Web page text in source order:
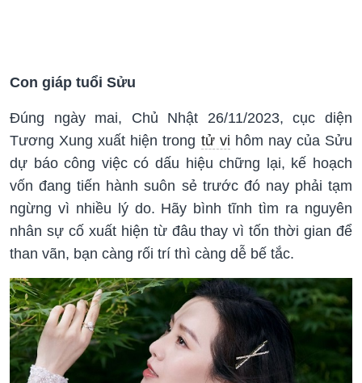
Con giáp tuổi Sửu
Đúng ngày mai, Chủ Nhật 26/11/2023, cục diện
Tương Xung xuất hiện trong tử vi hôm nay của Sửu
dự báo công việc có dấu hiệu chững lại, kế hoạch
vốn đang tiến hành suôn sẻ trước đó nay phải tạm
ngừng vì nhiều lý do. Hãy bình tĩnh tìm ra nguyên
nhân sự cố xuất hiện từ đâu thay vì tốn thời gian để
than vãn, bạn càng rối trí thì càng dễ bế tắc.